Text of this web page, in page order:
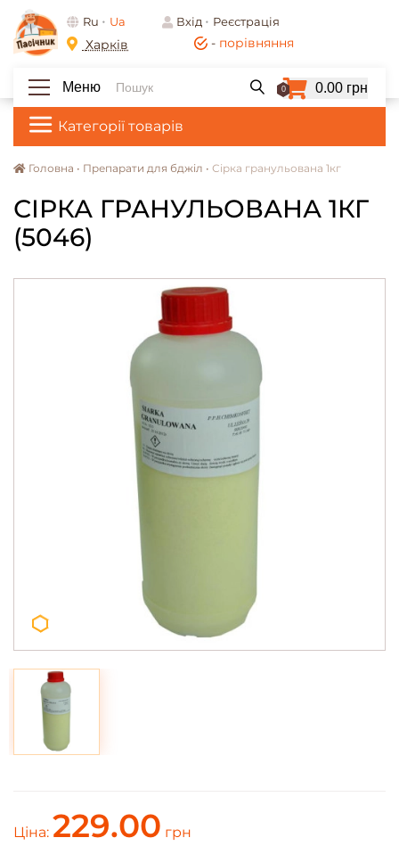
- порівняння
Ru Ua Вхід Реєстрація
Харків
Категорії товарів
Меню 0 0.00 грн
Головна • Препарати для бджіл • Сірка гранульована 1кг
СІРКА ГРАНУЛЬОВАНА 1КГ
(5046)
Ціна: 229.00 грн